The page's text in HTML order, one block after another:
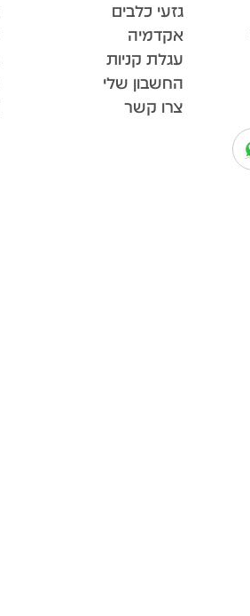
גזעי כלבים
אקדמיה
עגלת קניות
החשבון שלי
צרו קשר